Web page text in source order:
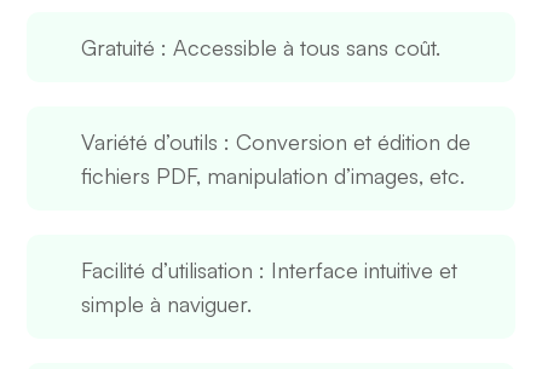
Gratuité : Accessible à tous sans coût.
Variété d’outils : Conversion et édition de
fichiers PDF, manipulation d’images, etc.
Facilité d’utilisation : Interface intuitive et
simple à naviguer.